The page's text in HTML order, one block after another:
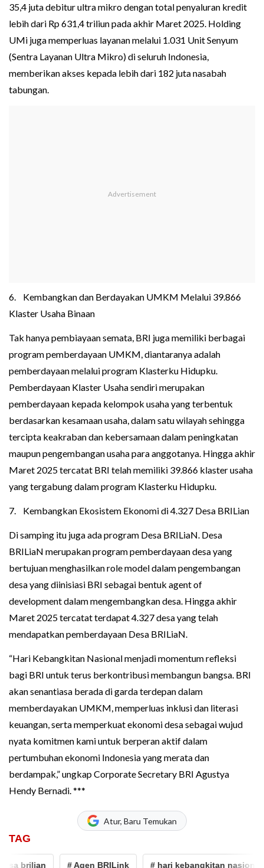
35,4 juta debitur ultra mikro dengan total penyaluran kredit
lebih dari Rp 631,4 triliun pada akhir Maret 2025. Holding
UMi juga memperluas layanan melalui 1.031 Unit Senyum
(Sentra Layanan Ultra Mikro) di seluruh Indonesia,
memberikan akses kepada lebih dari 182 juta nasabah
tabungan.
6. Kembangkan dan Berdayakan UMKM Melalui 39.866
Klaster Usaha Binaan
Tak hanya pembiayaan semata, BRI juga memiliki berbagai
program pemberdayaan UMKM, diantaranya adalah
pemberdayaan melalui program Klasterku Hidupku.
Pemberdayaan Klaster Usaha sendiri merupakan
pemberdayaan kepada kelompok usaha yang terbentuk
berdasarkan kesamaan usaha, dalam satu wilayah sehingga
tercipta keakraban dan kebersamaan dalam peningkatan
maupun pengembangan usaha para anggotanya. Hingga akhir
Maret 2025 tercatat BRI telah memiliki 39.866 klaster usaha
yang tergabung dalam program Klasterku Hidupku.
7. Kembangkan Ekosistem Ekonomi di 4.327 Desa BRILian
Di samping itu juga ada program Desa BRILiaN. Desa
BRILiaN merupakan program pemberdayaan desa yang
bertujuan menghasilkan role model dalam pengembangan
desa yang diinisiasi BRI sebagai bentuk agent of
development dalam mengembangkan desa. Hingga akhir
Maret 2025 tercatat terdapat 4.327 desa yang telah
mendapatkan pemberdayaan Desa BRILiaN.
“Hari Kebangkitan Nasional menjadi momentum refleksi
bagi BRI untuk terus berkontribusi membangun bangsa. BRI
akan senantiasa berada di garda terdepan dalam
memberdayakan UMKM, memperluas inklusi dan literasi
keuangan, serta memperkuat ekonomi desa sebagai wujud
nyata komitmen kami untuk berperan aktif dalam
pertumbuhan ekonomi Indonesia yang merata dan
berdampak,” ungkap Corporate Secretary BRI Agustya
Hendy Bernadi. ***
Atur, Baru Temukan
TAG
brilian # Agen BRILink # hari kebangkitan nasional